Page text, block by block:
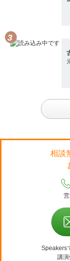
相談
Speakers
講演